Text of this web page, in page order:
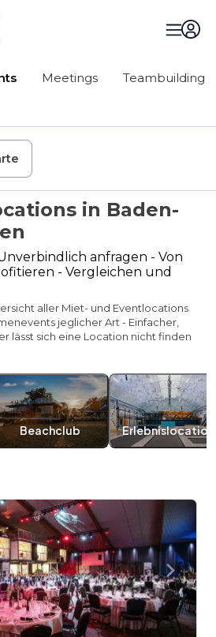
Meetings Teambuilding
in Baden-
anfragen - Von
- Vergleichen und
aller Miet- und Eventlocations
jeglicher Art - Einfacher,
lässt sich eine Location nicht finden
Beachclub Erlebnislocation